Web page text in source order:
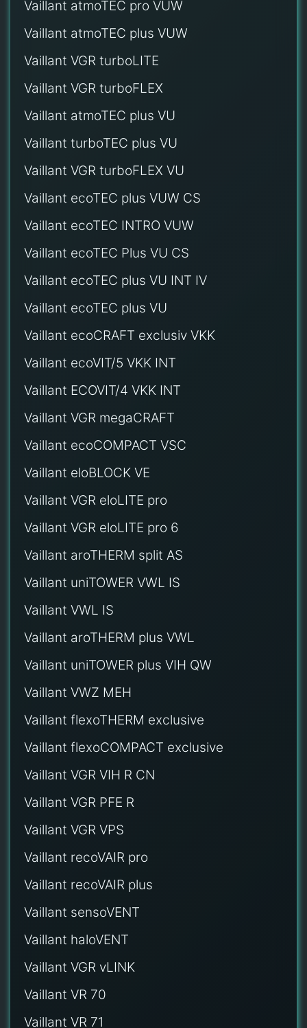
Vaillant atmoTEC pro VUW
Vaillant atmoTEC plus VUW
Vaillant VGR turboLITE
Vaillant VGR turboFLEX
Vaillant atmoTEC plus VU
Vaillant turboTEC plus VU
Vaillant VGR turboFLEX VU
Vaillant ecoTEC plus VUW CS
Vaillant ecoTEC INTRO VUW
Vaillant ecoTEC Plus VU CS
Vaillant ecoTEC plus VU INT IV
Vaillant ecoTEC plus VU
Vaillant ecoCRAFT exclusiv VKK
Vaillant ecoVIT/5 VKK INT
Vaillant ECOVIT/4 VKK INT
Vaillant VGR megaCRAFT
Vaillant ecoCOMPACT VSC
Vaillant eloBLOCK VE
Vaillant VGR eloLITE pro
Vaillant VGR eloLITE pro 6
Vaillant aroTHERM split AS
Vaillant uniTOWER VWL IS
Vaillant VWL IS
Vaillant aroTHERM plus VWL
Vaillant uniTOWER plus VIH QW
Vaillant VWZ MEH
Vaillant flexoTHERM exclusive
Vaillant flexoCOMPACT exclusive
Vaillant VGR VIH R CN
Vaillant VGR PFE R
Vaillant VGR VPS
Vaillant recoVAIR pro
Vaillant recoVAIR plus
Vaillant sensoVENT
Vaillant haloVENT
Vaillant VGR vLINK
Vaillant VR 70
Vaillant VR 71